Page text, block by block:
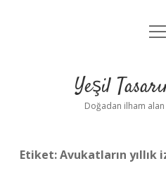
Yasal
Yeşil
Doğadan ilham alan
Etiket:Avukatların yıllık